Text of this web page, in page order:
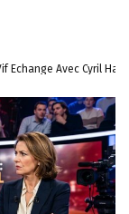
Échange Avec Cyril